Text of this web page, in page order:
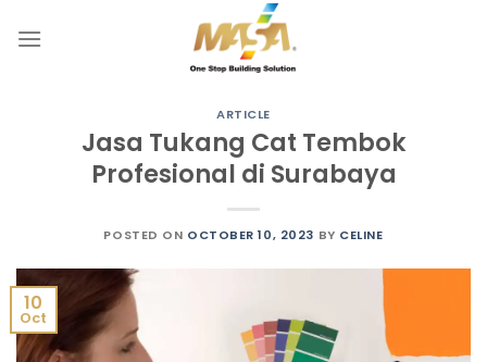
ARTICLE
Jasa Tukang Cat Tembok
Profesional di Surabaya
POSTED ON OCTOBER 10, 2023 BY CELINE
10
Oct